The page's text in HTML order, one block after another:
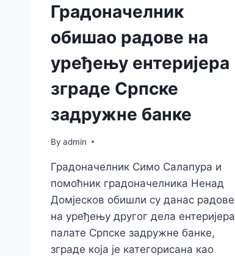
Градоначелник
обишао радове на
уређењу ентеријера
зграде Српске
задружне банке
By admin
Градоначелник Симо Салапура и
помоћник градоначелника Ненад
Домјесков обишли су данас радове
на уређењу другог дела ентеријера
палате Српске задружне банке,
зграде која је категорисана као